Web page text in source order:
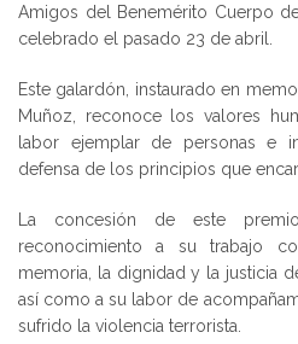
Amigos del Benemérito Cuerpo
celebrado el pasado 23 de abril.
Este galardón, instaurado en
Muñoz, reconoce los valores
labor ejemplar de personas e
defensa de los principios que
La concesión de este
reconocimiento a su trabajo
memoria, la dignidad y la justicia
así como a su labor de
sufrido la violencia terrorista.